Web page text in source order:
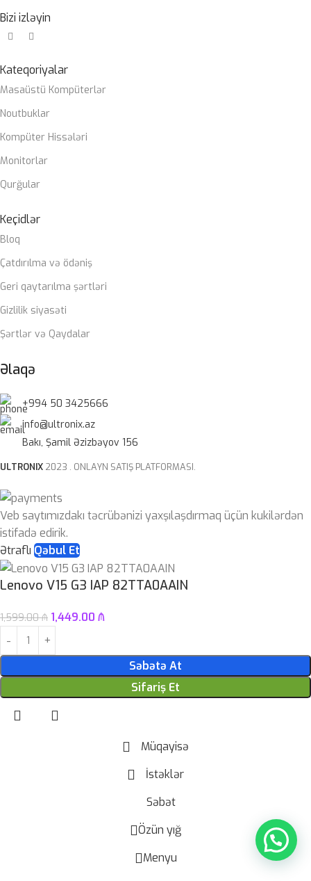
Bizi izləyin
Kateqoriyalar
Masaüstü Kompüterlər
Noutbuklar
Kompüter Hissələri
Monitorlar
Qurğular
Keçidlər
Bloq
Çatdırılma və ödəniş
Geri qaytarılma şərtləri
Gizlilik siyasəti
Şərtlər və Qaydalar
Əlaqə
+994 50 3425666
info@ultronix.az
Bakı, Şamil Əzizbəyov 156
ULTRONIX 2023 . ONLAYN SATIŞ PLATFORMASI.
Veb saytımızdakı təcrübənizi yaxşılaşdırmaq üçün kukilərdən
istifadə edirik.
Ətraflı Qəbul Et
Lenovo V15 G3 IAP 82TTA0AAIN
1,599.00₼ 1,449.00 ₼
Səbətə At
Sifariş Et
Müqayisə
İstəklər
Səbət
Özün yığ
Menyu